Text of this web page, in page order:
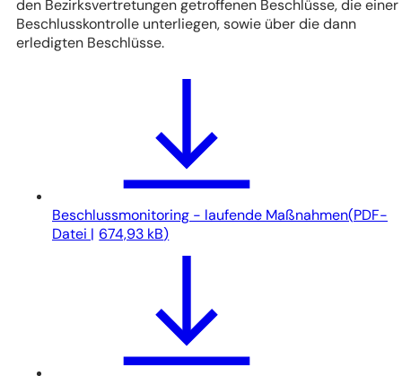
den Bezirksvertretungen getroffenen Beschlüsse, die einer
Beschlusskontrolle unterliegen, sowie über die dann
erledigten Beschlüsse.
Beschlussmonitoring - laufende Maßnahmen PDF-
Datei
674,93 kB